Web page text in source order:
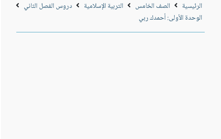
الرئيسية الصف الخامس التربية الإسلامية
دروس الفصل الثاني
الوحدة الأولى: أحمدك ربي